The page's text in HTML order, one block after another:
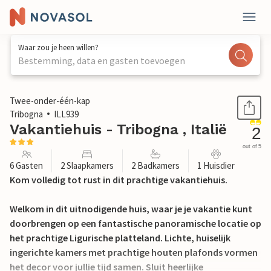
Waar zou je heen willen?
Bestemming, data en gasten toevoegen
1 / 41
Twee-onder-één-kap
Tribogna
ILL939
Vakantiehuis - Tribogna , Italië 2
out of 5
6 Gasten 2 Slaapkamers 2 Badkamers 1 Huisdier
Kom volledig tot rust in dit prachtige vakantiehuis.
Welkom in dit uitnodigende huis, waar je je vakantie kunt
doorbrengen op een fantastische panoramische locatie op
het prachtige Ligurische platteland. Lichte, huiselijk
ingerichte kamers met prachtige houten plafonds vormen
het decor voor jullie tijd samen. Sluit heerlijke